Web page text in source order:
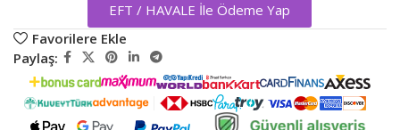
EFT / HAVALE İle Ödeme Yap
Favorilere Ekle
Paylaş: